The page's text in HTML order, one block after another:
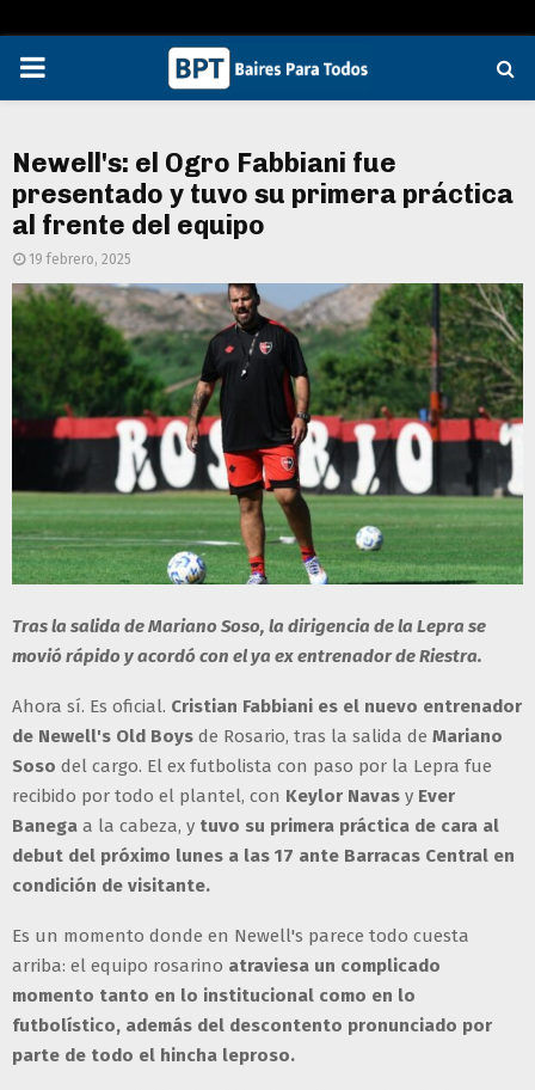
PRIMARY
Newell's: el Ogro Fabbiani fue
presentado y tuvo su primera práctica
al frente del equipo
19 febrero, 2025
Tras la salida de Mariano Soso, la dirigencia de la Lepra se
movió rápido y acordó con el ya ex entrenador de Riestra.
Ahora sí. Es oficial. Cristian Fabbiani es el nuevo entrenador
de Newell's Old Boys de Rosario, tras la salida de Mariano
Soso del cargo. El ex futbolista con paso por la Lepra fue
recibido por todo el plantel, con Keylor Navas y Ever
Banega a la cabeza, y tuvo su primera práctica de cara al
debut del próximo lunes a las 17 ante Barracas Central en
condición de visitante.
Es un momento donde en Newell's parece todo cuesta
arriba: el equipo rosarino atraviesa un complicado
momento tanto en lo institucional como en lo
futbolístico, además del descontento pronunciado por
parte de todo el hincha leproso.